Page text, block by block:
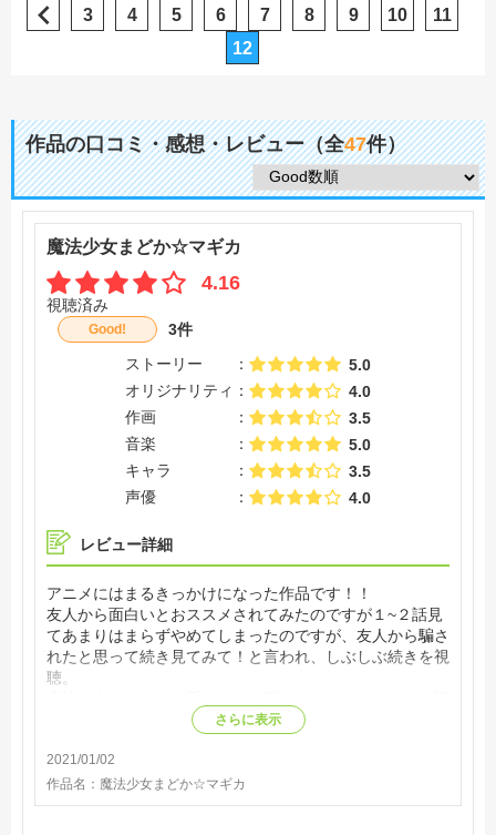
3 4 5 6 7 8 9 10
11
12
作品の口コミ・感想・レビュー（全47件）
魔法少女まどか☆マギカ
4.16
視聴済み
Good!
3件
ストーリー
5.0
オリジナリティ
4.0
作画
3.5
音楽
5.0
キャラ
3.5
声優
4.0
レビュー詳細
アニメにはまるきっかけになった作品です！！
友人から面白いとおススメされてみたのですが１~２話見
てあまりはまらずやめてしまったのですが、友人から騙さ
れたと思って続き見てみて！と言われ、しぶしぶ続きを視
聴。
が進んでいくうちに予想もしない展開にびっくりしてしま
結局中断したところから最後まで止まらず一気見してしま
い見てよかったと友人に感謝！(笑)
神アニメと呼ばれる理由がわかりました！！
さらに表示
2021/01/02
作品名： 魔法少女まどか☆マギカ